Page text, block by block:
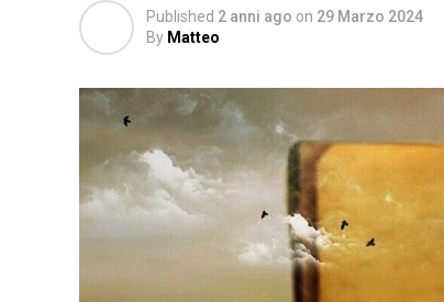
Published 2 anni ago on 29 Marzo 2024
By Matteo